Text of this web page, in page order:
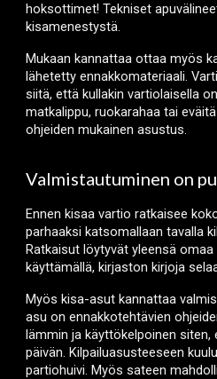
hoksottimet! Tekniset
kisamenestystä.
Mukaan kannattaa ottaa myös
lähetetty ennakkomateriaali.
siitä, että kullakin vartiolaisella
matkalippu, ruokarahaa tai
ohjeiden mukainen asustus.
Valmistautuminen on
Ennen kisaa vartio ratkaisee
parhaaksi katsomallaan tavalla
Ratkaisut löytyvät yleensä
käyttämällä, kirjaston kirjoja
Myös kisa-asut kannattaa
asu on ennakkotehtävien
lämmin ja käyttökelpoinen siten,
päivän. Kilpailuasusteeseen
partiohuivi. Myös sateen